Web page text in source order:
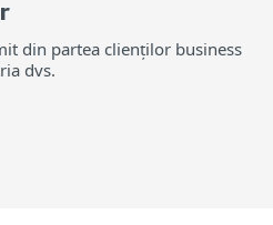
din partea clienților business
dvs.